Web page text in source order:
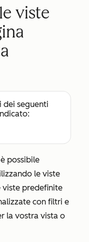
viste
dei seguenti
possibile
le viste
viste predefinite
con filtri e
la vostra vista o